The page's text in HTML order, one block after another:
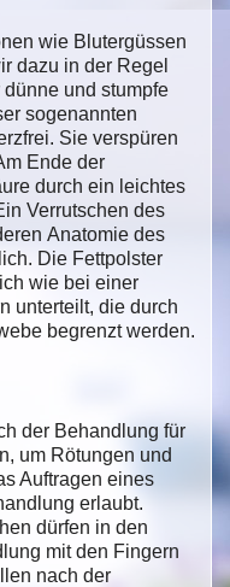
wie Blutergüssen
dazu in der Regel
und stumpfe
sogenannten
Sie verspüren
Ende der
durch ein leichtes
Verrutschen des
Anatomie des
Die Fettpolster
wie bei einer
unterteilt, die durch
begrenzt werden.
der Behandlung für
um Rötungen und
Auftragen eines
erlaubt.
dürfen in den
mit den Fingern
nach der